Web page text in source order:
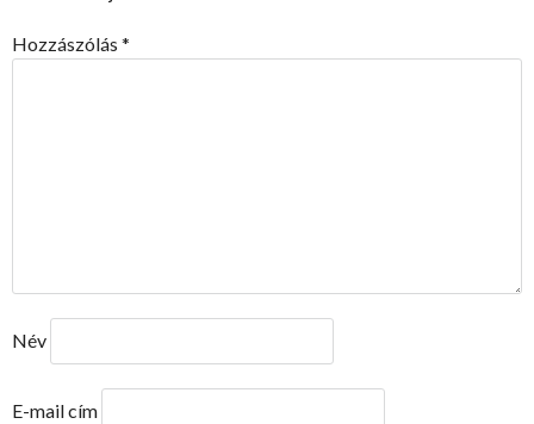
Hozzászólás *
Név
E-mail cím